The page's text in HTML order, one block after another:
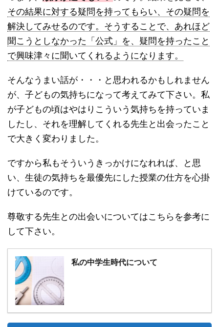
その結果に対する疑問を持ってもらい、その疑問を
解決してみせるのです。そうすることで、あれほど
聞こうとしなかった「公式」を、疑問を持ったこと
で興味津々に聞いてくれるようになります。
そんなうまい話が・・・と思われるかもしれません
が、子どもの気持ちになって考えてみて下さい。私
が子どもの頃はやはりこういう気持ちを持っていま
したし、それを理解してくれる先生と出会ったこと
で大きく変わりました。
ですから私もそういうきっかけになれれば、と思
い、生徒の気持ちを最優先にした授業の仕方を心掛
けているのです。
尊敬する先生との出会いについてはこちらを参考に
して下さい。
私の中学生時代について